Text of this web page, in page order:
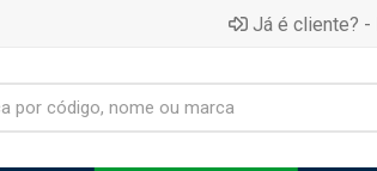
Já é cliente? -